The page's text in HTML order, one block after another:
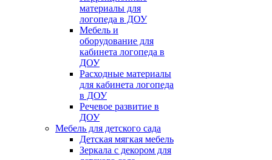
материалы для
логопеда в ДОУ
Мебель и
оборудование для
кабинета логопеда в
ДОУ
Расходные материалы
для кабинета логопеда
в ДОУ
Речевое развитие в
ДОУ
Мебель для детского сада
Детская мягкая мебель
Зеркала с декором для